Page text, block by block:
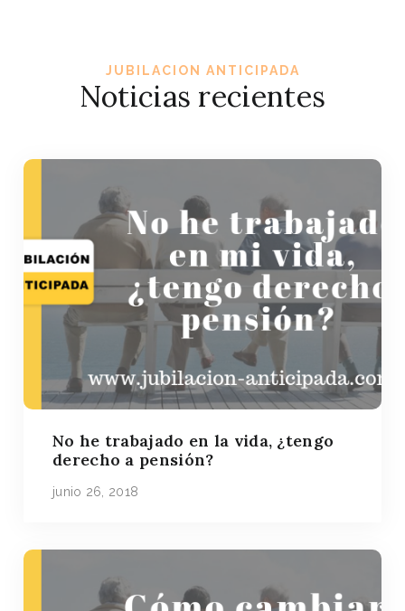
JUBILACION ANTICIPADA
Noticias recientes
No he trabajado en la vida, ¿tengo
derecho a pensión?
junio 26, 2018